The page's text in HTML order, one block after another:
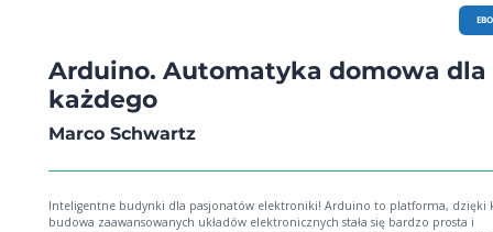
Arduino. Automatyka domowa dla
każdego
Marco Schwartz
Inteligentne budynki dla pasjonatów elektroniki! Arduino to platforma, dzięki
budowa zaawansowanych układów elektronicznych stała się bardzo prosta i